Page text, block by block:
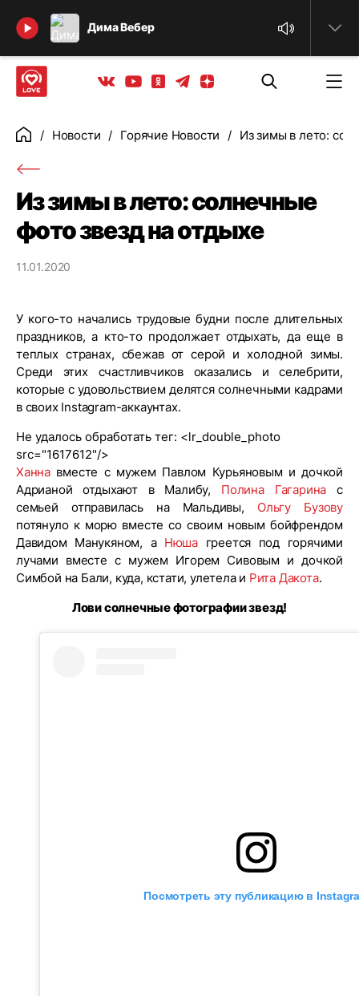
Дима Вебер
Найти
Вконтакте
YoutubeОдноклассники
ТелеграмЯндекс дзен
ГлавнаяНовости Горячие Новости Из зимы в лето:
Из зимы в лето: солнечные
фото звезд на отдыхе
11.01.2020
У кого-то начались трудовые будни после длительных
праздников, а кто-то продолжает отдыхать, да еще в
теплых странах, сбежав от серой и холодной зимы.
Среди этих счастливчиков оказались и селебрити,
которые с удовольствием делятся солнечными кадрами
в своих Instagram-аккаунтах.
Не удалось обработать тег: <lr_double_photo
src="1617612"/>
Ханна вместе с мужем Павлом Курьяновым и дочкой
Адрианой отдыхают в Малибу, Полина Гагарина с
семьей отправилась на Мальдивы, Ольгу Бузову
потянуло к морю вместе со своим новым бойфрендом
Давидом Манукяном, а Нюша греется под горячими
лучами вместе с мужем Игорем Сивовым и дочкой
Симбой на Бали, куда, кстати, улетела и Рита Дакота.
Лови солнечные фотографии звезд!
Посмотреть эту публикацию в